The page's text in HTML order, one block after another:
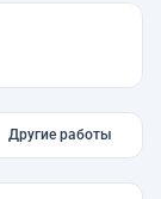
Другие работы